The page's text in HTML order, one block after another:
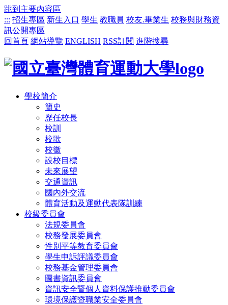
跳到主要內容區
::: 招生專區 新生入口 學生 教職員 校友.畢業生 校務與財務資
訊公開專區
回首頁 網站導覽 ENGLISH RSS訂閱 進階搜尋
學校簡介
簡史
歷任校長
校訓
校歌
校徽
設校目標
未來展望
交通資訊
國內外交流
體育活動及運動代表隊訓練
校級委員會
法規委員會
校務發展委員會
性別平等教育委員會
學生申訴評議委員會
校務基金管理委員會
圖書資訊委員會
資訊安全暨個人資料保護推動委員會
環境保護暨職業安全委員會